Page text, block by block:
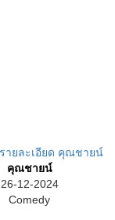
คุณชายน์
26-12-2024
Comedy